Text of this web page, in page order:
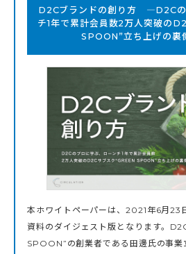
D2Cブランドの創り方 ―D2Cの
チ1年で累計会員数2万人突破の
SPOON”立ち上げの裏
本ホワイトペーパーは、2021年6月23
資料のダイジェスト版となります。
SPOON”の創業者である田邊氏の事業